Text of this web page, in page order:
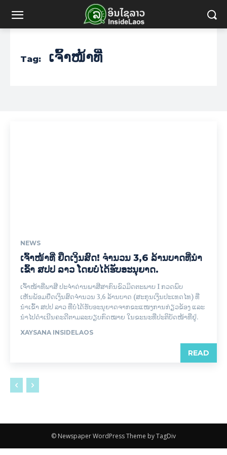
Tag: ເຈົ້າໜ້າທີ່
NEWS
ເຈົ້າໜ້າທີ່ ຢຶດເງິນສົດ! ຈໍານວນ 3,6 ລ້ານບາດທີ່ນຳ
ເຂົ້າ ສປປ ລາວ ໂດຍບໍ່ໄດ້ຮັບອະນຸຍາດ.
ເຈົ້າໜ້າທີ່ພາສີ ປະຈໍາດ່ານພາສີສາກົນຂົວມິດຕະພາບ I ກວດພົບ
ເຫັນພ້ອມຢຶດເງິນສົດຈໍານວນ 3,6 ລ້ານບາດ (ສະກຸນເງິນປະເທດໄທ) ທີ່
ນຳເຂົ້າ ສປປ ລາວ ທີ່ບໍ່ໄດ້ຮັບອະນຸຍາດຈາກຂະແໜງການກ່ຽວຂ້ອງ ແລະ
ນໍາໄປດໍາເນີນຄະດີຕາມລະບຽບກົດໝາຍ ໃນຂະນະທີ່ປະຕິບັດໜ້າທີ່ຢູ່.
XAYSANA INSIDELAOS
READ
© Newspaper WordPress Theme by TagDiv